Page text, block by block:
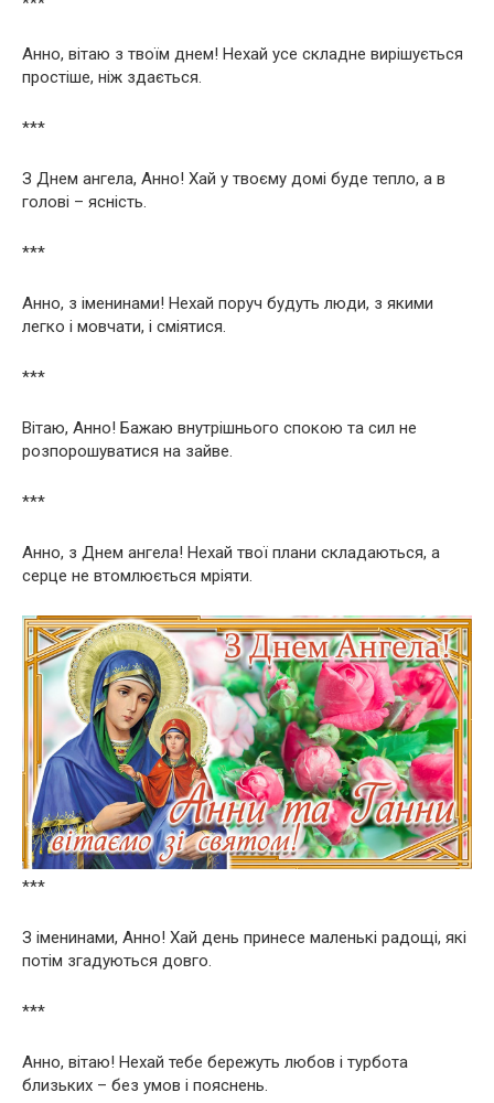
Анно, вітаю з твоїм днем! Нехай усе складне вирішується
простіше, ніж здається.
***
З Днем ангела, Анно! Хай у твоєму домі буде тепло, а в
голові – ясність.
***
Анно, з іменинами! Нехай поруч будуть люди, з якими
легко і мовчати, і сміятися.
***
Вітаю, Анно! Бажаю внутрішнього спокою та сил не
розпорошуватися на зайве.
***
Анно, з Днем ангела! Нехай твої плани складаються, а
серце не втомлюється мріяти.
***
З іменинами, Анно! Хай день принесе маленькі радощі, які
потім згадуються довго.
***
Анно, вітаю! Нехай тебе бережуть любов і турбота
близьких – без умов і пояснень.